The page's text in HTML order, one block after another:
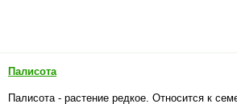
Палисота
Палисота - растение редкое. Относится к